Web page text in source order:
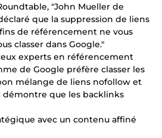
"John Mueller de
que la suppression de liens
de référencement ne vous
classer dans Google."
experts en référencement
de Google préfère classer les
mélange de liens nofollow et
que les backlinks
avec un contenu affiné